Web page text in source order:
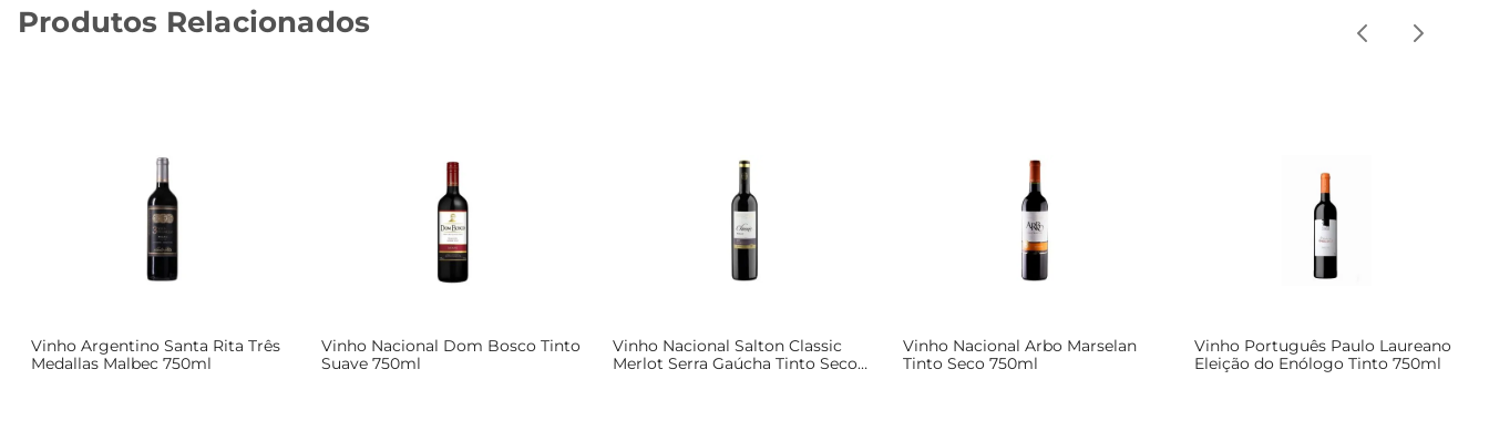
envelhecimento em barricas de carvalho francês garantem um vinho de alta qualidade, com um perfil aromático que evolui ao longo do tempo. Cada garrafa reflete o
Produtos Relacionados
Vinho Argentino Santa Rita Três
Medallas Malbec 750ml
Vinho Nacional Dom Bosco Tinto
Suave 750ml
Vinho Nacional Salton Classic
Merlot Serra Gaúcha Tinto Seco
Vinho Nacional Arbo Marselan
Tinto Seco 750ml
Vinho Português Paulo Laureano
Eleição do Enólogo Tinto 750ml